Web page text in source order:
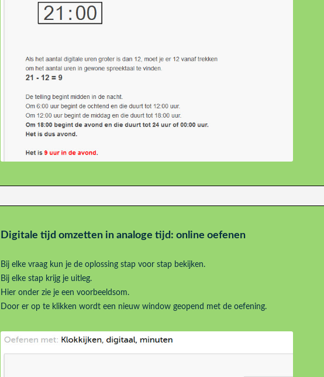
Digitale tijd omzetten in analoge tijd: online oefenen
Bij elke vraag kun je de oplossing stap voor stap bekijken.
Bij elke stap krijg je uitleg.
Hier onder zie je een voorbeeldsom.
Door er op te klikken wordt een nieuw window geopend met de oefening.